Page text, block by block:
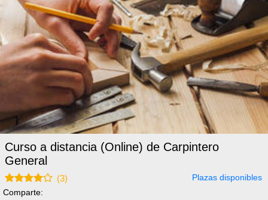
Curso a distancia (Online) de Carpintero
General
(3)
Plazas disponibles
Comparte: